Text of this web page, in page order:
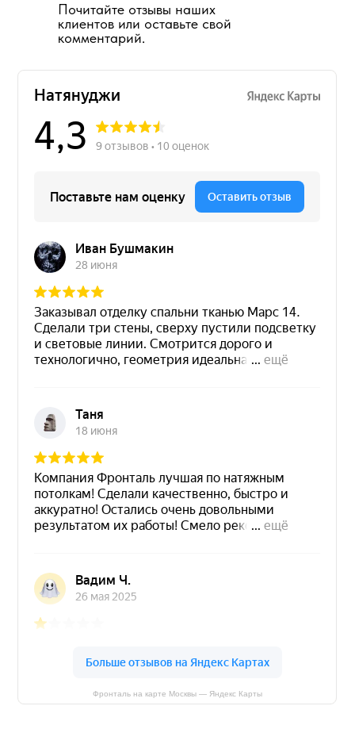
Почитайте отзывы наших
клиентов или оставьте свой
комментарий.
Фронталь на карте Москвы — Яндекс Карты